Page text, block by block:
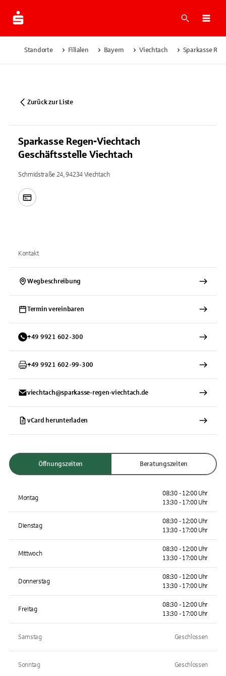
Suche
Standorte Filialen Bayern Viechtach Sparkasse
Zurück zur Liste
Sparkasse Regen-Viechtach
Geschäftsstelle Viechtach
Schmidstraße 24, 94234 Viechtach
Kontakt
Wegbeschreibung
Termin vereinbaren
+49 9921 602-300
+49 9921 602-99-300
viechtach@sparkasse-regen-viechtach.de
vCard herunterladen
Öffnungszeiten Beratungszeiten
Montag
08:30 - 12:00 Uhr
13:30 - 17:00 Uhr
Dienstag
08:30 - 12:00 Uhr
13:30 - 17:00 Uhr
Mittwoch
08:30 - 12:00 Uhr
13:30 - 17:00 Uhr
Donnerstag
08:30 - 12:00 Uhr
13:30 - 17:00 Uhr
Freitag
08:30 - 12:00 Uhr
13:30 - 17:00 Uhr
Samstag Geschlossen
Sonntag Geschlossen